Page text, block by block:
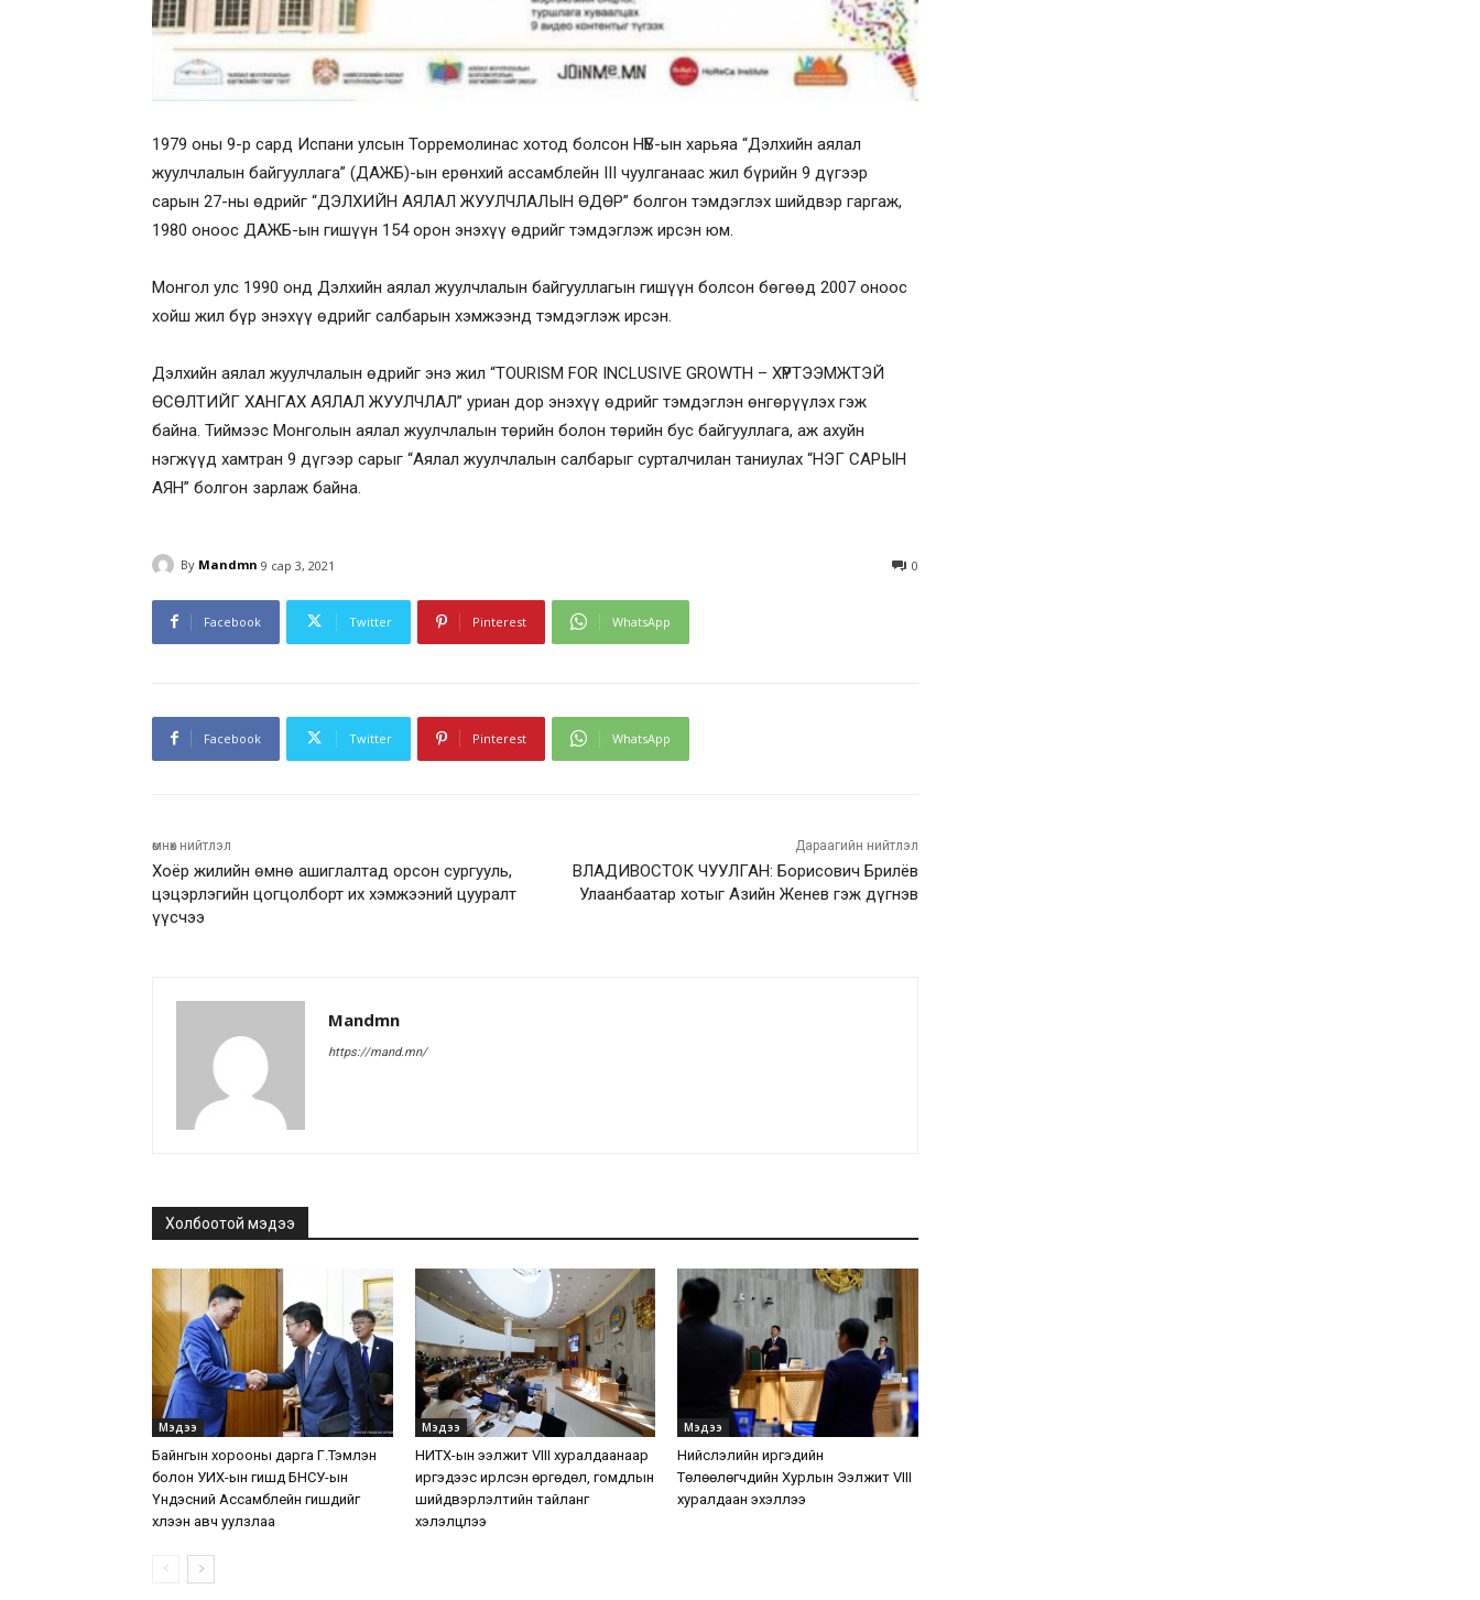
1979 оны 9-р сард Испани улсын Торремолинас хотод болсон НҮБ-ын харьяа “Дэлхийн аялал
жуулчлалын байгууллага” (ДАЖБ)-ын ерөнхий ассамблейн III чуулганаас жил бүрийн 9 дүгээр
сарын 27-ны өдрийг “ДЭЛХИЙН АЯЛАЛ ЖУУЛЧЛАЛЫН ӨДӨР” болгон тэмдэглэх шийдвэр гаргаж,
1980 оноос ДАЖБ-ын гишүүн 154 орон энэхүү өдрийг тэмдэглэж ирсэн юм.
Монгол улс 1990 онд Дэлхийн аялал жуулчлалын байгууллагын гишүүн болсон бөгөөд 2007 оноос
хойш жил бүр энэхүү өдрийг салбарын хэмжээнд тэмдэглэж ирсэн.
Дэлхийн аялал жуулчлалын өдрийг энэ жил “TOURISM FOR INCLUSIVE GROWTH – ХҮРТЭЭМЖТЭЙ
ӨСӨЛТИЙГ ХАНГАХ АЯЛАЛ ЖУУЛЧЛАЛ” уриан дор энэхүү өдрийг тэмдэглэн өнгөрүүлэх гэж
байна. Тиймээс Монголын аялал жуулчлалын төрийн болон төрийн бус байгууллага, аж ахуйн
нэгжүүд хамтран 9 дүгээр сарыг “Аялал жуулчлалын салбарыг сурталчилан таниулах “НЭГ САРЫН
АЯН” болгон зарлаж байна.
By Mandmn 9 сар 3, 2021 0
Facebook Twitter Pinterest WhatsApp
Facebook Twitter Pinterest WhatsApp
өмнөх нийтлэл
Хоёр жилийн өмнө ашиглалтад орсон сургууль,
цэцэрлэгийн цогцолборт их хэмжээний цууралт
үүсчээ
Дараагийн нийтлэл
ВЛАДИВОСТОК ЧУУЛГАН: Борисович Брилёв
Улаанбаатар хотыг Азийн Женев гэж дүгнэв
Mandmn
https://mand.mn/
Холбоотой мэдээ
Мэдээ
Байнгын хорооны дарга Г.Тэмүүлэн
болон УИХ-ын гишүүд БНСУ-ын
Үндэсний Ассамблейн гишүүдийг
хүлээн авч уулзлаа
Мэдээ
НИТХ-ын ээлжит VIII хуралдаанаар
иргэдээс ирүүлсэн өргөдөл, гомдлын
шийдвэрлэлтийн тайланг
хэлэлцлээ
Мэдээ
Нийслэлийн иргэдийн
Төлөөлөгчдийн Хурлын Ээлжит VIII
хуралдаан эхэллээ